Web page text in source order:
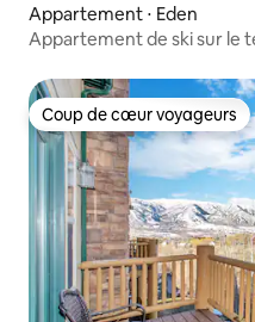
Appartement ⋅ Eden
Appartement de ski sur le
Coup de cœur voyageurs
Coup de cœur voyageurs